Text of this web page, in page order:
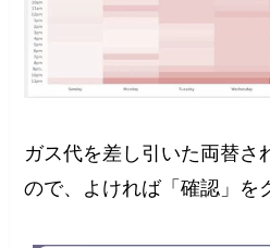
ガス代を差し引いた両替さ
ので、よければ「確認」を